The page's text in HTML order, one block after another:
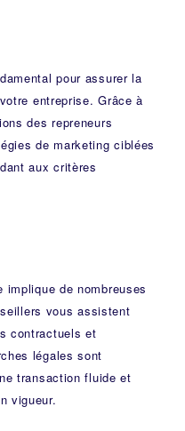
pour assurer la
entreprise. Grâce à
des repreneurs
de marketing ciblées
aux critères
implique de nombreuses
vous assistent
contractuels et
légales sont
transaction fluide et
vigueur.